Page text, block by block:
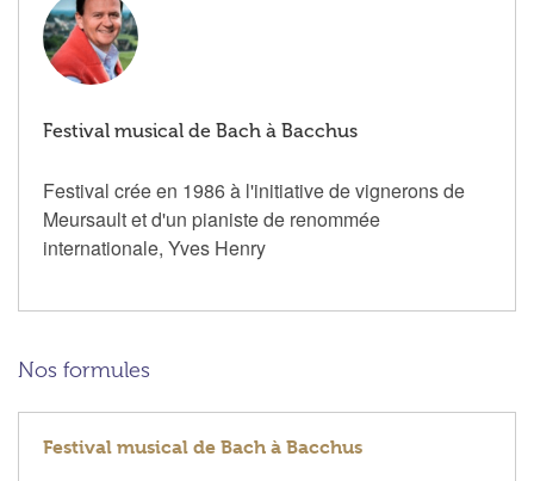
Festival musical de Bach à Bacchus
Festival crée en 1986 à l'initiative de vignerons de
Meursault et d'un pianiste de renommée
internationale, Yves Henry
Nos formules
Festival musical de Bach à Bacchus